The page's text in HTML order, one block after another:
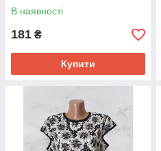
В наявності
181 ₴
Купити